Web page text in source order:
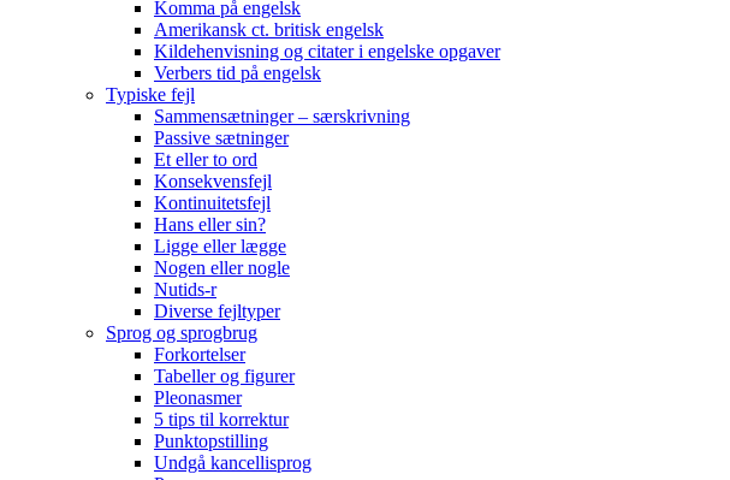
Komma på engelsk
Amerikansk ct. britisk engelsk
Kildehenvisning og citater i engelske opgaver
Verbers tid på engelsk
Typiske fejl
Sammensætninger – særskrivning
Passive sætninger
Et eller to ord
Konsekvensfejl
Kontinuitetsfejl
Hans eller sin?
Ligge eller lægge
Nogen eller nogle
Nutids-r
Diverse fejltyper
Sprog og sprogbrug
Forkortelser
Tabeller og figurer
Pleonasmer
5 tips til korrektur
Punktopstilling
Undgå kancellisprog